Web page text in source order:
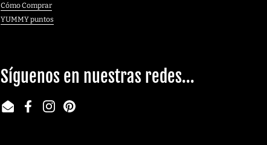
Cómo Comprar
YUMMY puntos
Síguenos en nuestras redes...
EmailFacebookInstagramPinterest